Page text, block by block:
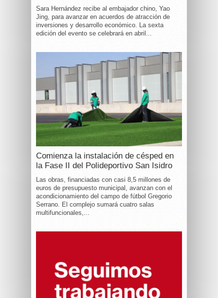
Sara Hernández recibe al embajador chino, Yao
Jing, para avanzar en acuerdos de atracción de
inversiones y desarrollo económico. La sexta
edición del evento se celebrará en abril...
Comienza la instalación de césped en
la Fase II del Polideportivo San Isidro
Las obras, financiadas con casi 8,5 millones de
euros de presupuesto municipal, avanzan con el
acondicionamiento del campo de fútbol Gregorio
Serrano. El complejo sumará cuatro salas
multifuncionales,...